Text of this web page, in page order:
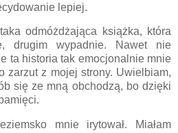
lepiej.
odmóżdżająca książka, która
drugim wypadnie. Nawet nie
ta historia tak emocjonalnie mnie
zarzut z mojej strony. Uwielbiam,
się ze mną obchodzą, bo dzięki
mnie irytował. Miałam